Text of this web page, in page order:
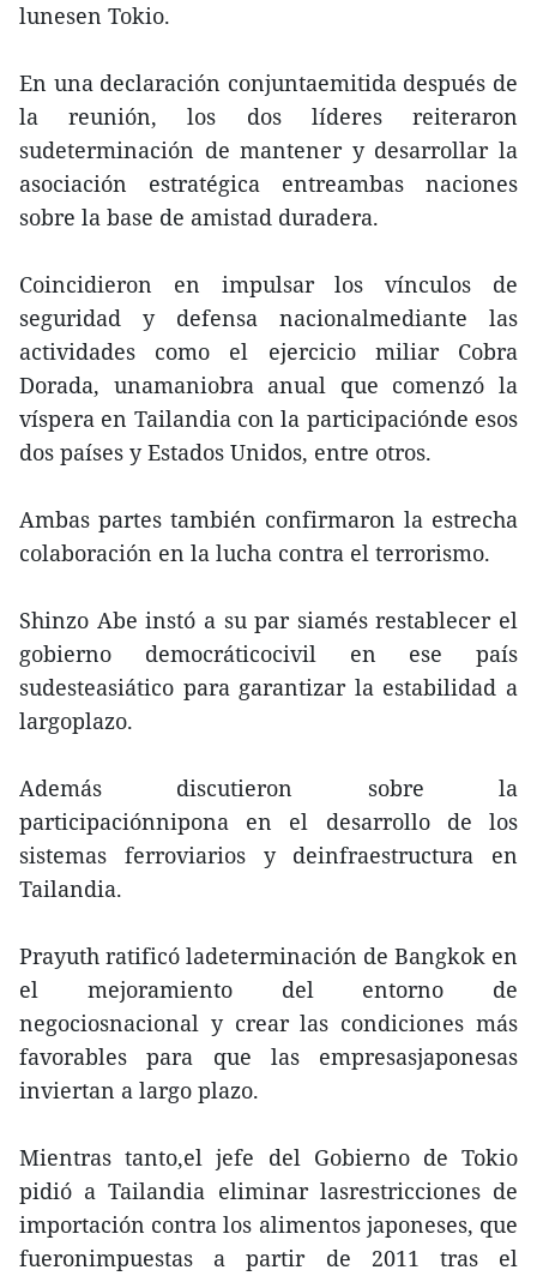
lunesen Tokio.
En una declaración conjuntaemitida después de
la reunión, los dos líderes reiteraron
sudeterminación de mantener y desarrollar la
asociación estratégica entreambas naciones
sobre la base de amistad duradera.
Coincidieron en impulsar los vínculos de
seguridad y defensa nacionalmediante las
actividades como el ejercicio miliar Cobra
Dorada, unamaniobra anual que comenzó la
víspera en Tailandia con la participaciónde esos
dos países y Estados Unidos, entre otros.
Ambas partes también confirmaron la estrecha
colaboración en la lucha contra el terrorismo.
Shinzo Abe instó a su par siamés restablecer el
gobierno democráticocivil en ese país
sudesteasiático para garantizar la estabilidad a
largoplazo.
Además discutieron sobre la
participaciónnipona en el desarrollo de los
sistemas ferroviarios y deinfraestructura en
Tailandia.
Prayuth ratificó ladeterminación de Bangkok en
el mejoramiento del entorno de
negociosnacional y crear las condiciones más
favorables para que las empresasjaponesas
inviertan a largo plazo.
Mientras tanto,el jefe del Gobierno de Tokio
pidió a Tailandia eliminar lasrestricciones de
importación contra los alimentos japoneses, que
fueronimpuestas a partir de 2011 tras el